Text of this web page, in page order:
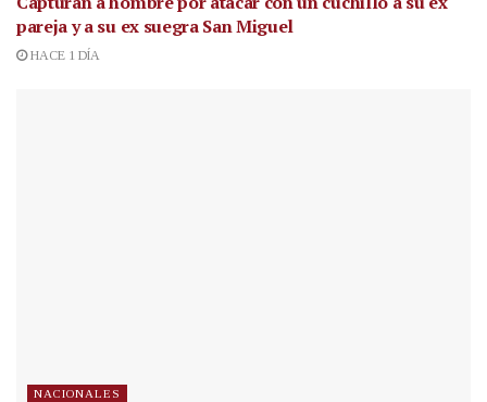
pareja y a su ex suegra San Miguel
HACE 1 DÍA
NACIONALES